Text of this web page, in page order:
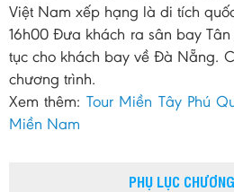
Việt Nam xếp hạng là di tích
16h00 Đưa khách ra sân bay
tục cho khách bay về Đà Nẵng.
chương trình.
Xem thêm: Tour Miền Tây Phú
Miền Nam
PHỤ LỤC